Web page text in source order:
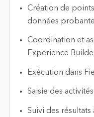
Création de
données
Coordination et
Experience
Exécution dans
Saisie des
Suivi des